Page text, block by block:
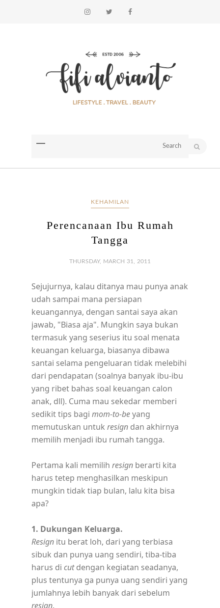
KEHAMILAN
Perencanaan Ibu Rumah
Tangga
THURSDAY, MARCH 31, 2011
Sejujurnya, kalau ditanya mau punya anak
udah sampai mana persiapan
keuangannya, dengan santai saya akan
jawab, "Biasa aja". Mungkin saya bukan
termasuk yang seserius itu soal menata
keuangan keluarga, biasanya dibawa
santai selama pengeluaran tidak melebihi
dari pendapatan (soalnya banyak ibu-ibu
yang ribet bahas soal keuangan calon
anak, dll). Cuma mau sekedar memberi
sedikit tips bagi mom-to-beyang
memutuskan untuk resign dan akhirnya
memilih menjadi ibu rumah tangga.
Pertama kali memilih resign berarti kita
harus tetep menghasilkan meskipun
mungkin tidak tiap bulan, lalu kita bisa
apa?
1. Dukungan Keluarga.
Resign itu berat loh, dari yang terbiasa
sibuk dan punya uang sendiri, tiba-tiba
harus di cutdengan kegiatan seadanya,
plus tentunya ga punya uang sendiri yang
jumlahnya lebih banyak dari sebelum
resign.